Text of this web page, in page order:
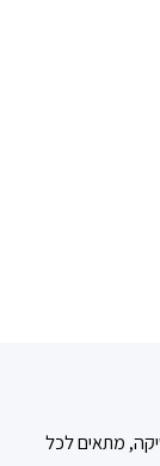
מתאים לכל